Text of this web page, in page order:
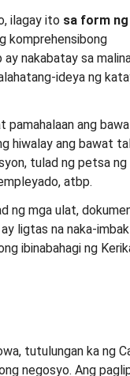
ilagay ito sa form ng
komprehensibong
nakabatay sa
ideya ng
pamahalaan ang
hiwalay ang bawat
tulad ng petsa ng
atbp.
ng mga ulat,
ligtas na naka-
ibinabahagi ng
tutulungan ka ng
negosyo. Ang